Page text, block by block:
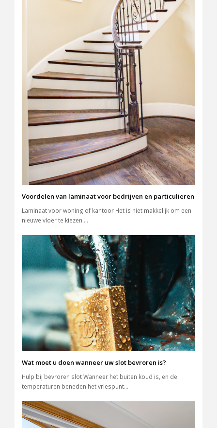
Voordelen van laminaat voor bedrijven en particulieren
Laminaat voor woning of kantoor Het is niet makkelijk om een
nieuwe vloer te kiezen.…
Wat moet u doen wanneer uw slot bevroren is?
Hulp bij bevroren slot Wanneer het buiten koud is, en de
temperaturen beneden het vriespunt…